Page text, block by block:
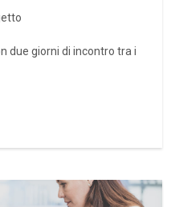
due giorni di incontro tra i